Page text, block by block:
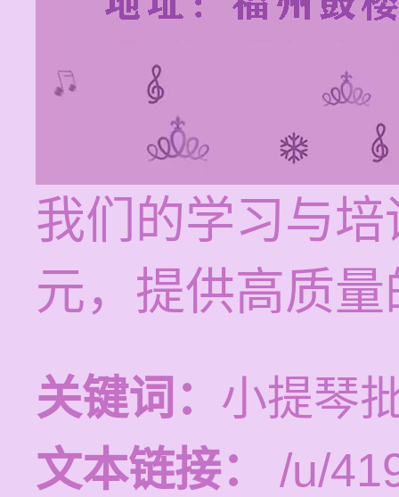
我们的学习与
元，提供高质
关键词： 小提琴
文本链接：
/u/